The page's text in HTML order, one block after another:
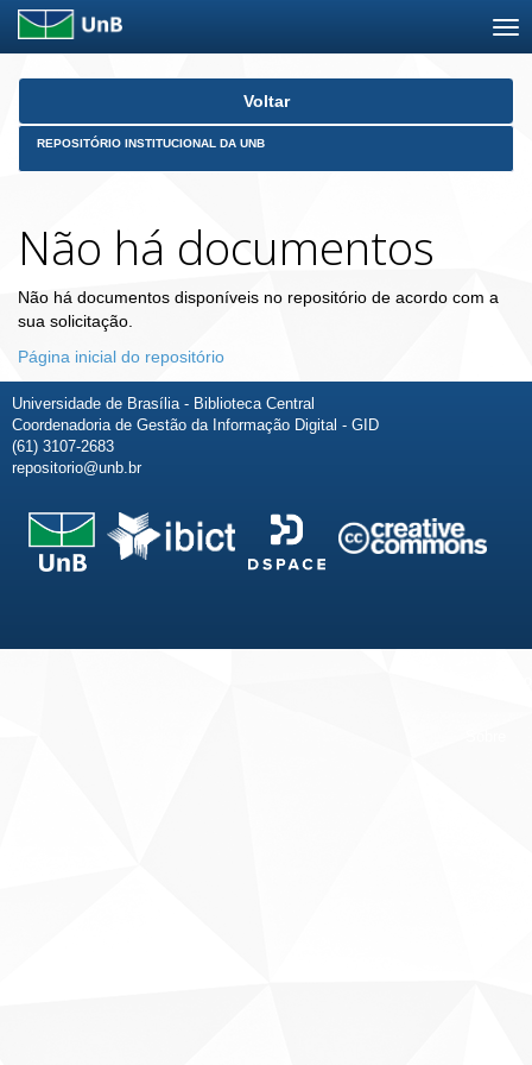
Skip
Voltar
REPOSITÓRIO INSTITUCIONAL DA UNB
Não há documentos
Não há documentos disponíveis no repositório de acordo com a
sua solicitação.
Página inicial do repositório
Universidade de Brasília - Biblioteca Central
Coordenadoria de Gestão da Informação Digital - GID
(61) 3107-2683
repositorio@unb.br